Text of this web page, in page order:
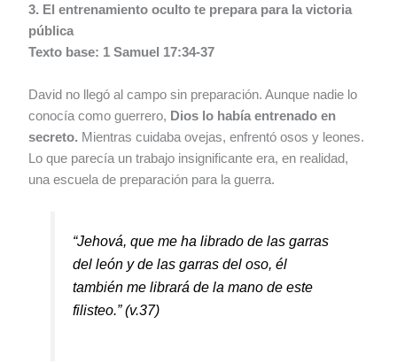
3. El entrenamiento oculto te prepara para la victoria
pública
Texto base: 1 Samuel 17:34-37
David no llegó al campo sin preparación. Aunque nadie lo
conocía como guerrero, Dios lo había entrenado en
secreto. Mientras cuidaba ovejas, enfrentó osos y leones.
Lo que parecía un trabajo insignificante era, en realidad,
una escuela de preparación para la guerra.
“Jehová, que me ha librado de las garras
del león y de las garras del oso, él
también me librará de la mano de este
filisteo.”(v.37)